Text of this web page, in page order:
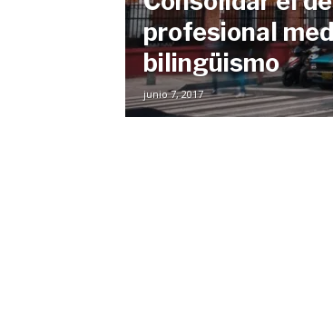
profesional
bilingüismo
junio 7, 2017